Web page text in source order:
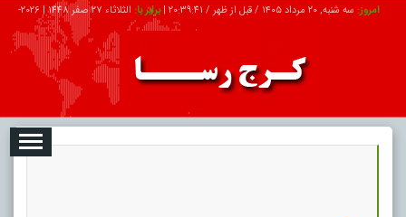
امروز: سه شنبه, ۲۰ مرداد ۱۴۰۵ / قبل از ظهر / 20:39:42
|برابر با: الثلاثاء 27 صفر 1448
|
تبلیغات درباره ما ارتباط با ما